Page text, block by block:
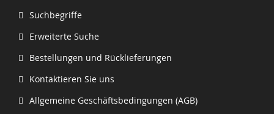
Suchbegriffe
Erweiterte Suche
Bestellungen und Rücklieferungen
Kontaktieren Sie uns
Allgemeine Geschäftsbedingungen (AGB)